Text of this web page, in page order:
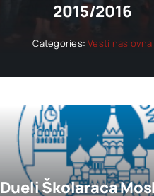
2015/2016
Categories:Vesti naslovna
Dueli Školaraca